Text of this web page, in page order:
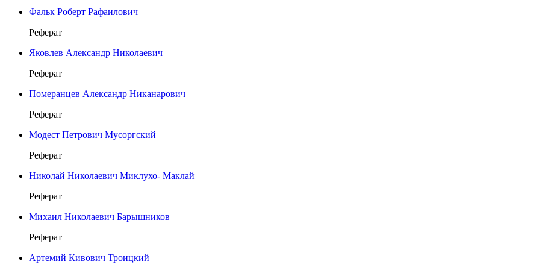
Фальк Роберт Рафаилович
Реферат
Яковлев Александр Николаевич
Реферат
Померанцев Александр Никанарович
Реферат
Модест Петрович Мусоргский
Реферат
Николай Николаевич Миклухо- Маклай
Реферат
Михаил Николаевич Барышников
Реферат
Артемий Кивович Троицкий